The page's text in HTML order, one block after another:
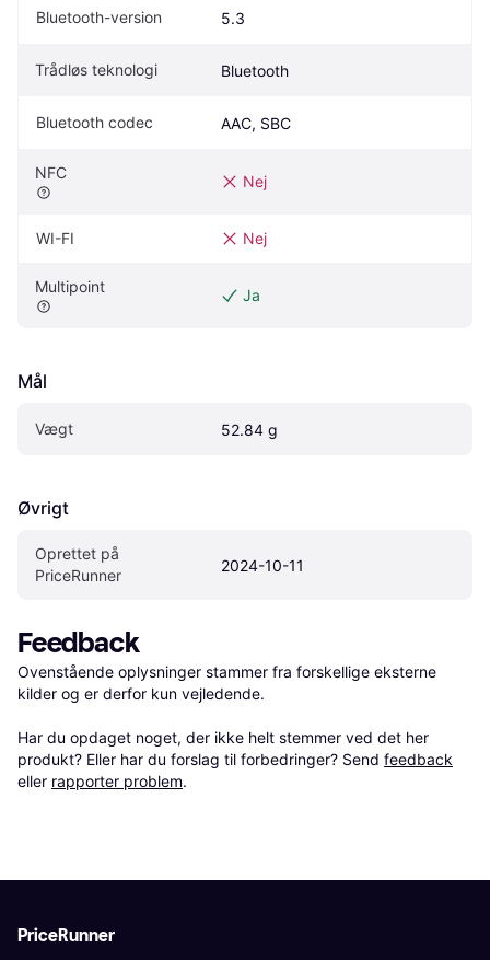
Bluetooth-version 5.3
Trådløs teknologi Bluetooth
Bluetooth codec AAC, SBC
NFC Nej
WI-FI Nej
Multipoint Ja
Mål
Vægt 52.84 g
Øvrigt
Oprettet på
PriceRunner
2024-10-11
Feedback
Ovenstående oplysninger stammer fra forskellige eksterne
kilder og er derfor kun vejledende.
Har du opdaget noget, der ikke helt stemmer ved det her
produkt? Eller har du forslag til forbedringer? Send feedback
eller rapporter problem.
PriceRunner